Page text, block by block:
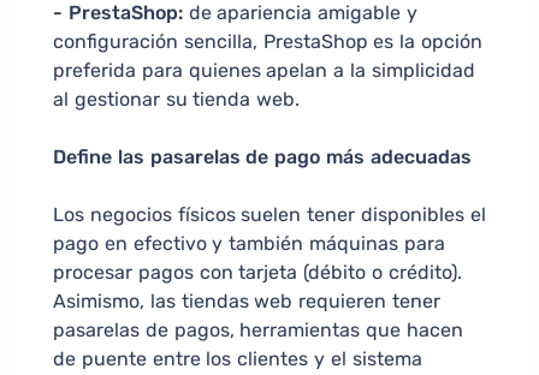
- PrestaShop:de apariencia amigable y
configuración sencilla, PrestaShop es la opción
preferida para quienes apelan a la simplicidad
al gestionar su tienda web.
Define las pasarelas de pago más adecuadas
Los negocios físicos suelen tener disponibles el
pago en efectivo y también máquinas para
procesar pagos con tarjeta (débito o crédito).
Asimismo, las tiendas web requieren tener
pasarelas de pagos, herramientas que hacen
de puente entre los clientes y el sistema